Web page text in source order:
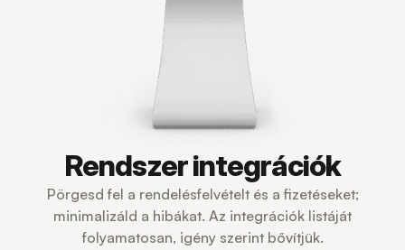
Rendszer integrációk
Pörgesd fel a rendelésfelvételt és a fizetéseket;
minimalizáld a hibákat. Az integrációk listáját
folyamatosan, igény szerint bővítjük.